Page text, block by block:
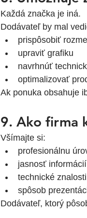
Každá značka je iná.
Dodávateľ by mal
prispôsobiť
upraviť grafiku
navrhnúť
optimalizovať
Ak ponuka obsahuje
9. Ako firma
Všímajte si:
profesionálnu
jasnosť informácií
technické znalosti
spôsob
Dodávateľ, ktorý